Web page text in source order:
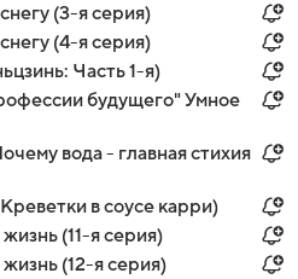
(3-я серия)
(4-я серия)
Часть 1-я)
будущего" Умное
вода - главная стихия
в соусе карри)
(11-я серия)
(12-я серия)